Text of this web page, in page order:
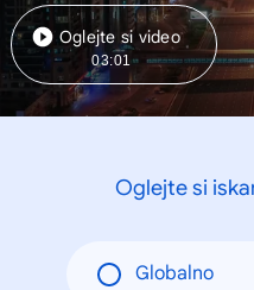
Oglejte si video
03:01
Oglejte si
Globalno